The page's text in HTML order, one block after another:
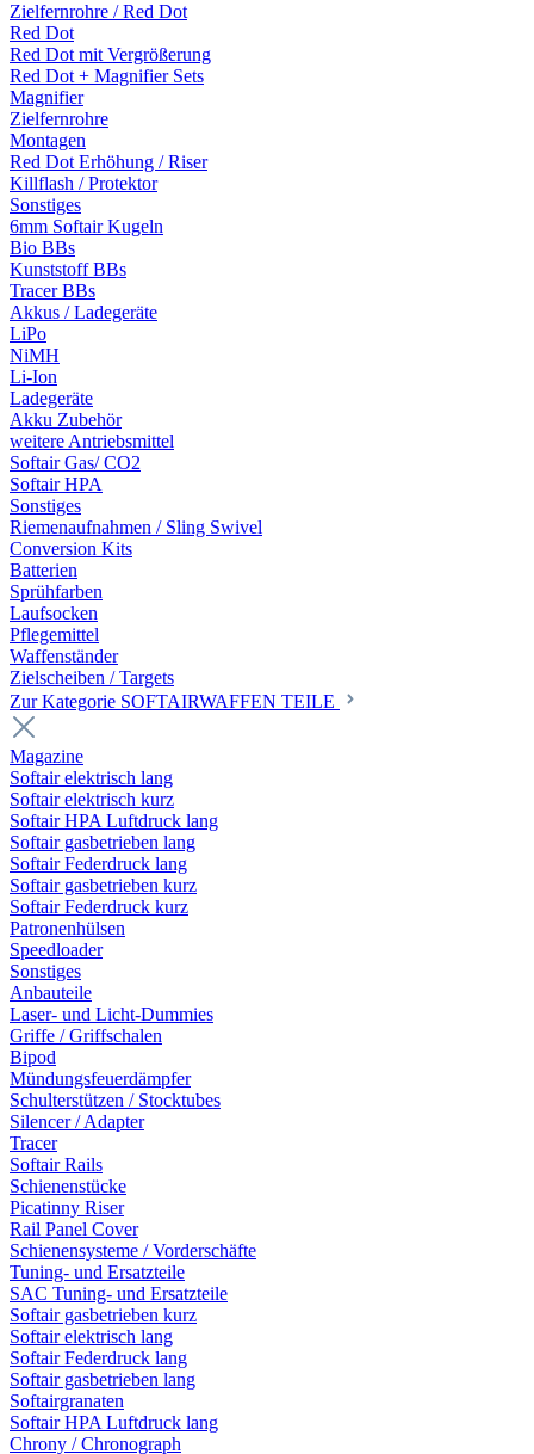
Zielfernrohre / Red Dot
Red Dot
Red Dot mit Vergrößerung
Red Dot + Magnifier Sets
Magnifier
Zielfernrohre
Montagen
Red Dot Erhöhung / Riser
Killflash / Protektor
Sonstiges
6mm Softair Kugeln
Bio BBs
Kunststoff BBs
Tracer BBs
Akkus / Ladegeräte
LiPo
NiMH
Li-Ion
Ladegeräte
Akku Zubehör
weitere Antriebsmittel
Softair Gas/ CO2
Softair HPA
Sonstiges
Riemenaufnahmen / Sling Swivel
Conversion Kits
Batterien
Sprühfarben
Laufsocken
Pflegemittel
Waffenständer
Zielscheiben / Targets
Zur Kategorie SOFTAIRWAFFEN TEILE
Magazine
Softair elektrisch lang
Softair elektrisch kurz
Softair HPA Luftdruck lang
Softair gasbetrieben lang
Softair Federdruck lang
Softair gasbetrieben kurz
Softair Federdruck kurz
Patronenhülsen
Speedloader
Sonstiges
Anbauteile
Laser- und Licht-Dummies
Griffe / Griffschalen
Bipod
Mündungsfeuerdämpfer
Schulterstützen / Stocktubes
Silencer / Adapter
Tracer
Softair Rails
Schienenstücke
Picatinny Riser
Rail Panel Cover
Schienensysteme / Vorderschäfte
Tuning- und Ersatzteile
SAC Tuning- und Ersatzteile
Softair gasbetrieben kurz
Softair elektrisch lang
Softair Federdruck lang
Softair gasbetrieben lang
Softairgranaten
Softair HPA Luftdruck lang
Chrony / Chronograph